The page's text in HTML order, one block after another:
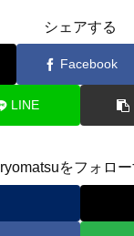
シェアする
Facebook
LINE
ryomatsuをフォロー